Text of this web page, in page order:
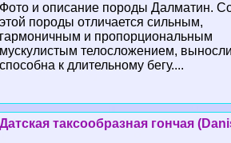
Фото и описание породы Далматин.
этой породы отличается сильным,
гармоничным и пропорциональным
мускулистым телосложением,
способна к длительному бегу....
Датская таксообразная гончая